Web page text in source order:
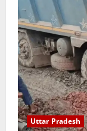
Uttar Pradesh